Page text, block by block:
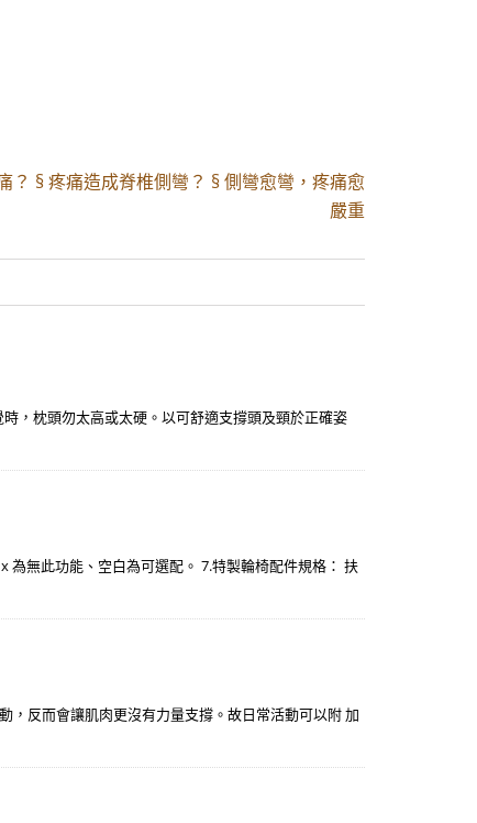
？ § 疼痛造成脊椎側彎？ § 側彎愈彎，疼痛愈
嚴重
，枕頭勿太高或太硬。以可舒適支撐頭及頸於正確姿
為無此功能、空白為可選配。 7.特製輪椅配件規格： 扶
，反而會讓肌肉更沒有力量支撐。故日常活動可以附 加